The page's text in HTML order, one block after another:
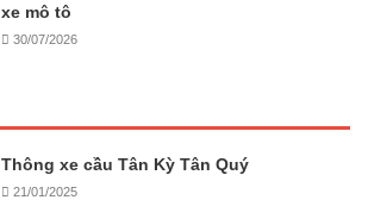
xe mô tô
30/07/2026
Thông xe cầu Tân Kỳ Tân Quý
21/01/2025